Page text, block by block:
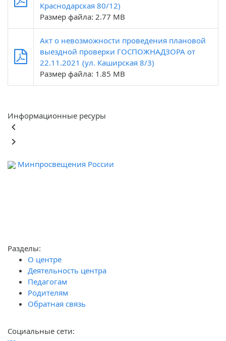
Краснодарская 80/12)
Размер файла: 2.77 MB
Акт о невозможности проведения плановой
выездной проверки ГОСПОЖНАДЗОРА от
22.11.2021 (ул. Каширская 8/3)
Размер файла: 1.85 MB
Информационные ресуры
keyboard_arrow_left
keyboard_arrow_right
Минпросвещения России
Разделы:
О центре
Деятельность центра
Педагогам
Родителям
Обратная связь
Социальные сети: